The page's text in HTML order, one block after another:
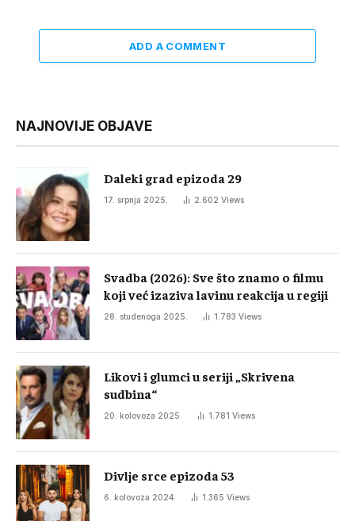
ADD A COMMENT
NAJNOVIJE OBJAVE
Daleki grad epizoda 29
17. srpnja 2025. 2.602 Views
Svadba (2026): Sve što znamo o filmu
koji već izaziva lavinu reakcija u regiji
28. studenoga 2025. 1.783 Views
Likovi i glumci u seriji „Skrivena
sudbina“
20. kolovoza 2025. 1.781 Views
Divlje srce epizoda 53
6. kolovoza 2024. 1.365 Views